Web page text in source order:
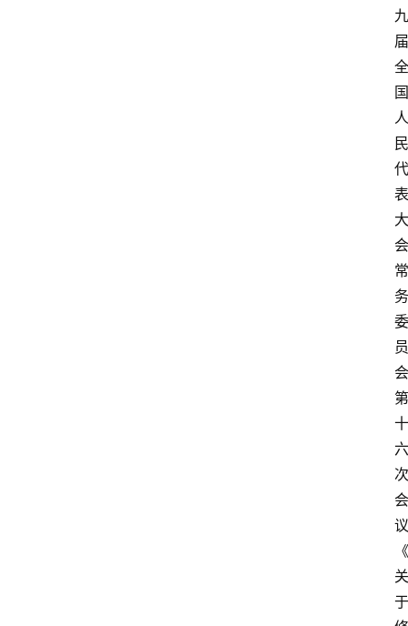
九
届
全
国
人
民
代
表
大
会
常
务
委
员
会
第
十
六
次
会
议
《
关
于